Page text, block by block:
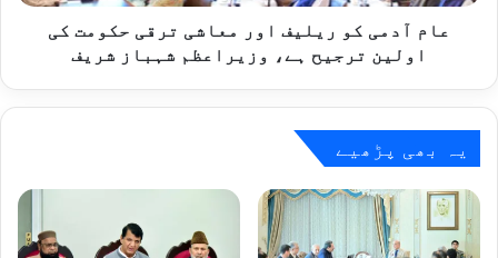
عام آدمی کو ریلیف اور معاشی ترقی حکومت کی
اولین ترجیح ہے، وزیراعظم شہباز شریف
یہ بھی پڑھیے